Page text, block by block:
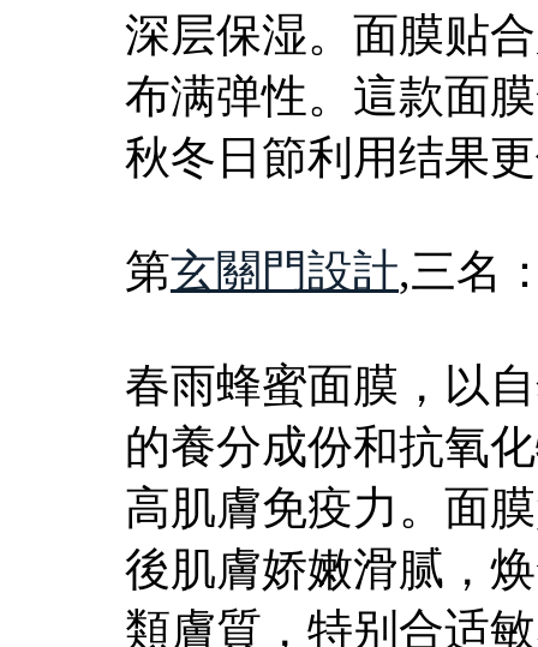
深层保湿。面膜贴
布满弹性。這款面
秋冬日節利用结果
第玄關門設計,三名
春雨蜂蜜面膜，以
的養分成份和抗氧
高肌膚免疫力。面
後肌膚娇嫩滑腻，
類膚質，特别合适